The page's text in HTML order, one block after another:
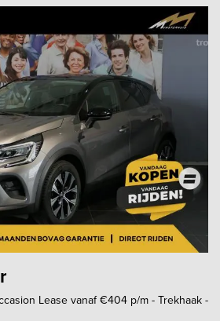
Lease vanaf €404 p/m - Trekhaak -